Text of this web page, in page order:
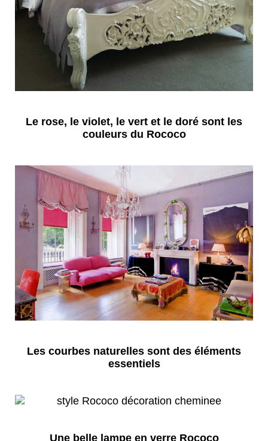
Le rose, le violet, le vert et le doré sont les
couleurs du Rococo
Les courbes naturelles sont des éléments
essentiels
Une belle lampe en verre Rococo